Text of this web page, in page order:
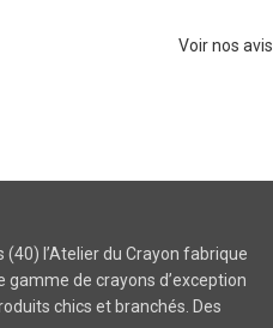
Voir nos avis
l’Atelier du Crayon fabrique
de crayons d’exception
chics et branchés. Des